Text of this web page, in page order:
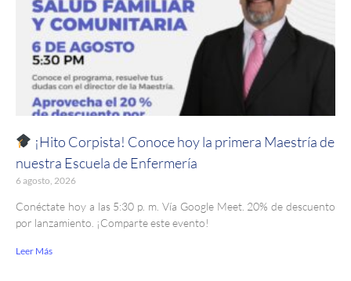
¡Hito Corpista! Conoce hoy la primera Maestría de
nuestra Escuela de Enfermería
6 agosto, 2026
Conéctate hoy a las 5:30 p. m. Vía Google Meet. 20% de descuento
por lanzamiento. ¡Comparte este evento!
Leer Más